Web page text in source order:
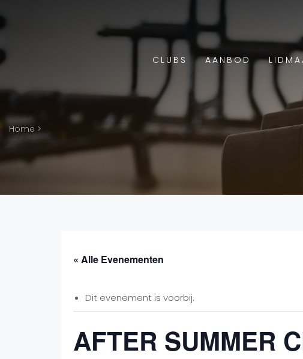
CLUBS AANBOD
Home >
« Alle Evenementen
Dit evenement is voorbij.
AFTER SUMMER